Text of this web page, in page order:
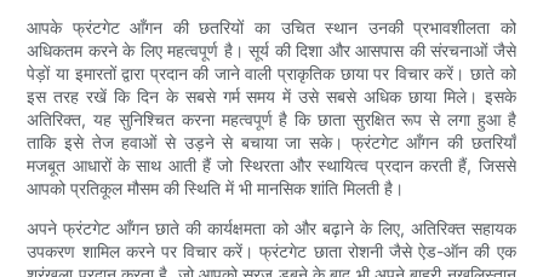
आपके फ्रंटगेट आँगन की छतरियों का उचित स्थान उनकी प्रभावशीलता को
अधिकतम करने के लिए महत्वपूर्ण है। सूर्य की दिशा और आसपास की संरचनाओं जैसे
पेड़ों या इमारतों द्वारा प्रदान की जाने वाली प्राकृतिक छाया पर विचार करें। छाते को
इस तरह रखें कि दिन के सबसे गर्म समय में उसे सबसे अधिक छाया मिले। इसके
अतिरिक्त, यह सुनिश्चित करना महत्वपूर्ण है कि छाता सुरक्षित रूप से लगा हुआ है
ताकि इसे तेज हवाओं से उड़ने से बचाया जा सके। फ्रंटगेट आँगन की छतरियाँ
मजबूत आधारों के साथ आती हैं जो स्थिरता और स्थायित्व प्रदान करती हैं, जिससे
आपको प्रतिकूल मौसम की स्थिति में भी मानसिक शांति मिलती है।
अपने फ्रंटगेट आँगन छाते की कार्यक्षमता को और बढ़ाने के लिए, अतिरिक्त सहायक
उपकरण शामिल करने पर विचार करें। फ्रंटगेट छाता रोशनी जैसे ऐड-ऑन की एक